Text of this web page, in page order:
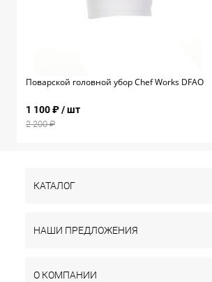
Поварской головной убор Chef Works DFAO
1 100 ₽/ шт
2 200 ₽
КАТАЛОГ
НАШИ ПРЕДЛОЖЕНИЯ
О КОМПАНИИ